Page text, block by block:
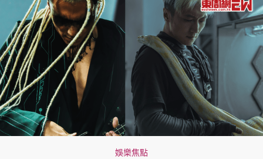
娛樂焦點